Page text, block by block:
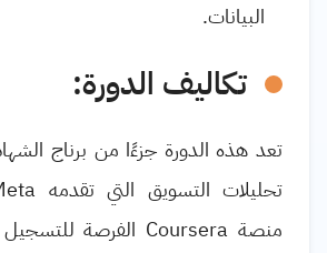
البيانات.
تكاليف الدورة:
تعد هذه الدورة جزءًا من برناج
تحليلات التسويق التي تقدمه
منصة Coursera الفرصة للتسجيل